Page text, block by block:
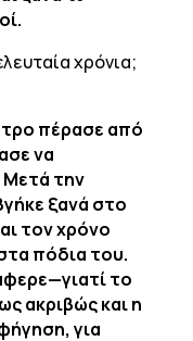
χρόνια;
πέρασε από
να
Μετά την
ξανά στο
τον χρόνο
πόδια του.
το
ακριβώς και η
για